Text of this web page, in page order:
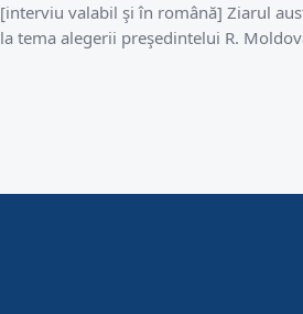
[interviu valabil şi în română] Ziarul
la tema alegerii preşedintelui R.